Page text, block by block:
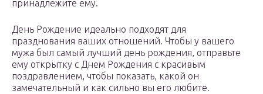
принадлежите ему.
День Рождение идеально подходят для
празднования ваших отношений. Чтобы у вашего
мужа был самый лучший день рождения, отправьте
ему открытку с Днем Рождения с красивым
поздравлением, чтобы показать, какой он
замечательный и как сильно вы его любите.